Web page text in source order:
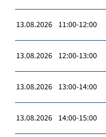
13.08.2026 11:00-12:00
13.08.2026 12:00-13:00
13.08.2026 13:00-14:00
13.08.2026 14:00-15:00